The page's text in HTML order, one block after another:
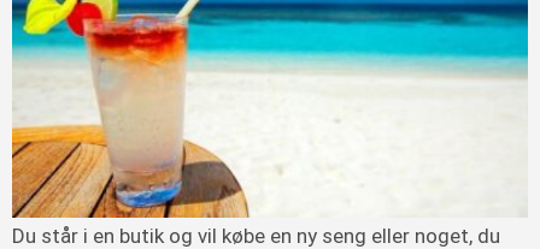
Du står i en butik og vil købe en ny seng eller noget, du